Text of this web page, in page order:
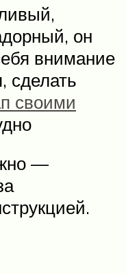
он
внимание
сделать
своими
—